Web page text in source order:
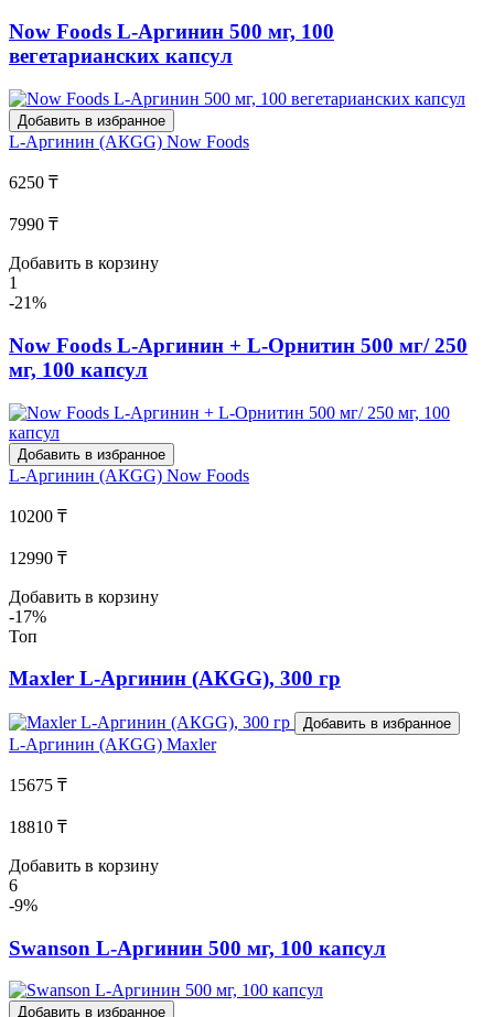
Now Foods L-Аргинин 500 мг, 100
вегетарианских капсул
Добавить в избранное
L-Аргинин (АКGG) Now Foods
6250 ₸
7990 ₸
Добавить в корзину
1
-21%
Now Foods L-Аргинин + L-Орнитин 500 мг/ 250
мг, 100 капсул
Добавить в избранное
L-Аргинин (АКGG) Now Foods
10200 ₸
12990 ₸
Добавить в корзину
-17%
Топ
Maxler L-Аргинин (АКGG), 300 гр
Добавить в избранное
L-Аргинин (АКGG) Maxler
15675 ₸
18810 ₸
Добавить в корзину
6
-9%
Swanson L-Аргинин 500 мг, 100 капсул
Добавить в избранное